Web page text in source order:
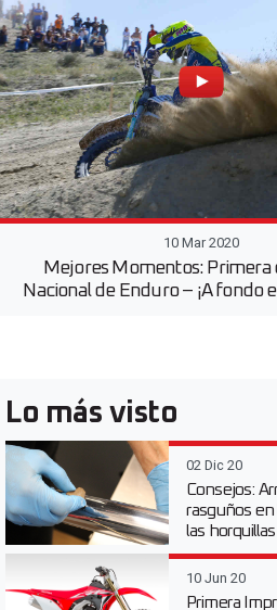
10 Mar 2020
Mejores Momentos: Primera
Nacional de Enduro – ¡A fondo
Lo más visto
02 Dic 20
Consejos:
rasguños en
las horquillas
10 Jun 20
Primera